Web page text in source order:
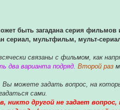
быть загадана серия фильмов
мультфильм, мульт-
связаны с фильмом, как
два варианта подряд. Второй раз
Вы можете задать вопрос, на
сами.
никто другой не задает